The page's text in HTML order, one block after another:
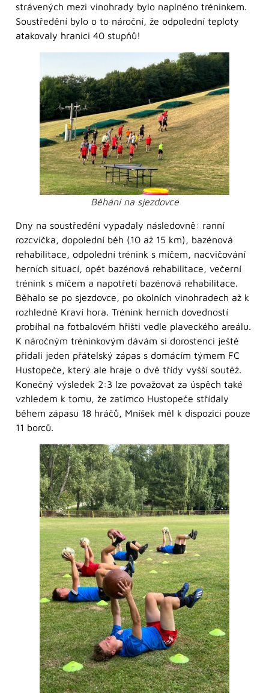
strávených mezi vinohrady bylo naplněno tréninkem.
Soustředění bylo o to nároční, že odpolední teploty
atakovaly hranici 40 stupňů!
Běhání na sjezdovce
Dny na soustředění vypadaly následovně: ranní
rozcvička, dopolední běh (10 až 15 km), bazénová
rehabilitace, odpolední trénink s míčem, nacvičování
herních situací, opět bazénová rehabilitace, večerní
trénink s míčem a napotřetí bazénová rehabilitace.
Běhalo se po sjezdovce, po okolních vinohradech až k
rozhledně Kraví hora. Trénink herních dovedností
probíhal na fotbalovém hřišti vedle plaveckého areálu.
K náročným tréninkovým dávám si dorostenci ještě
přidali jeden přátelský zápas s domácím týmem FC
Hustopeče, který ale hraje o dvě třídy vyšší soutěž.
Konečný výsledek 2:3 lze považovat za úspěch také
vzhledem k tomu, že zatímco Hustopeče střídaly
během zápasu 18 hráčů, Mníšek měl k dispozici pouze
11 borců.